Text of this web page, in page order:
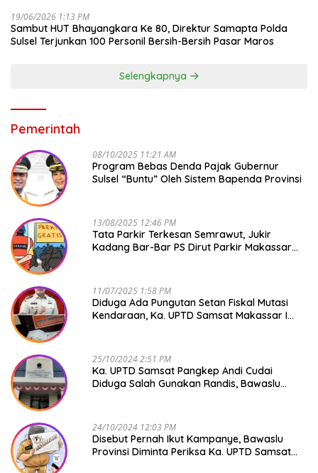
19/06/2026 1:13 PM
Sambut HUT Bhayangkara Ke 80, Direktur Samapta Polda
Sulsel Terjunkan 100 Personil Bersih-Bersih Pasar Maros
Selengkapnya
Pemerintah
08/10/2025 11:21 AM
Program Bebas Denda Pajak Gubernur
Sulsel “Buntu” Oleh Sistem Bapenda Provinsi
13/08/2025 12:46 PM
Tata Parkir Terkesan Semrawut, Jukir
Kadang Bar-Bar PS Dirut Parkir Makassar
11/07/2025 1:58 PM
Diduga Ada Pungutan Setan Fiskal Mutasi
Kendaraan, Ka. UPTD Samsat Makassar I
25/10/2024 2:51 PM
Ka. UPTD Samsat Pangkep Andi Cudai
Diduga Salah Gunakan Randis, Bawaslu
24/10/2024 12:03 PM
Disebut Pernah Ikut Kampanye, Bawaslu
Provinsi Diminta Periksa Ka. UPTD Samsat